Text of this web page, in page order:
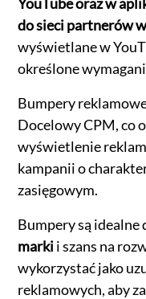
do sieci partnerów
wyświetlane w
określone
Bumpery
Docelowy CPM, co
wyświetlenie
kampanii o
zasięgowym.
Bumpery są idealne
markii szans na
wykorzystać jako
reklamowych, aby